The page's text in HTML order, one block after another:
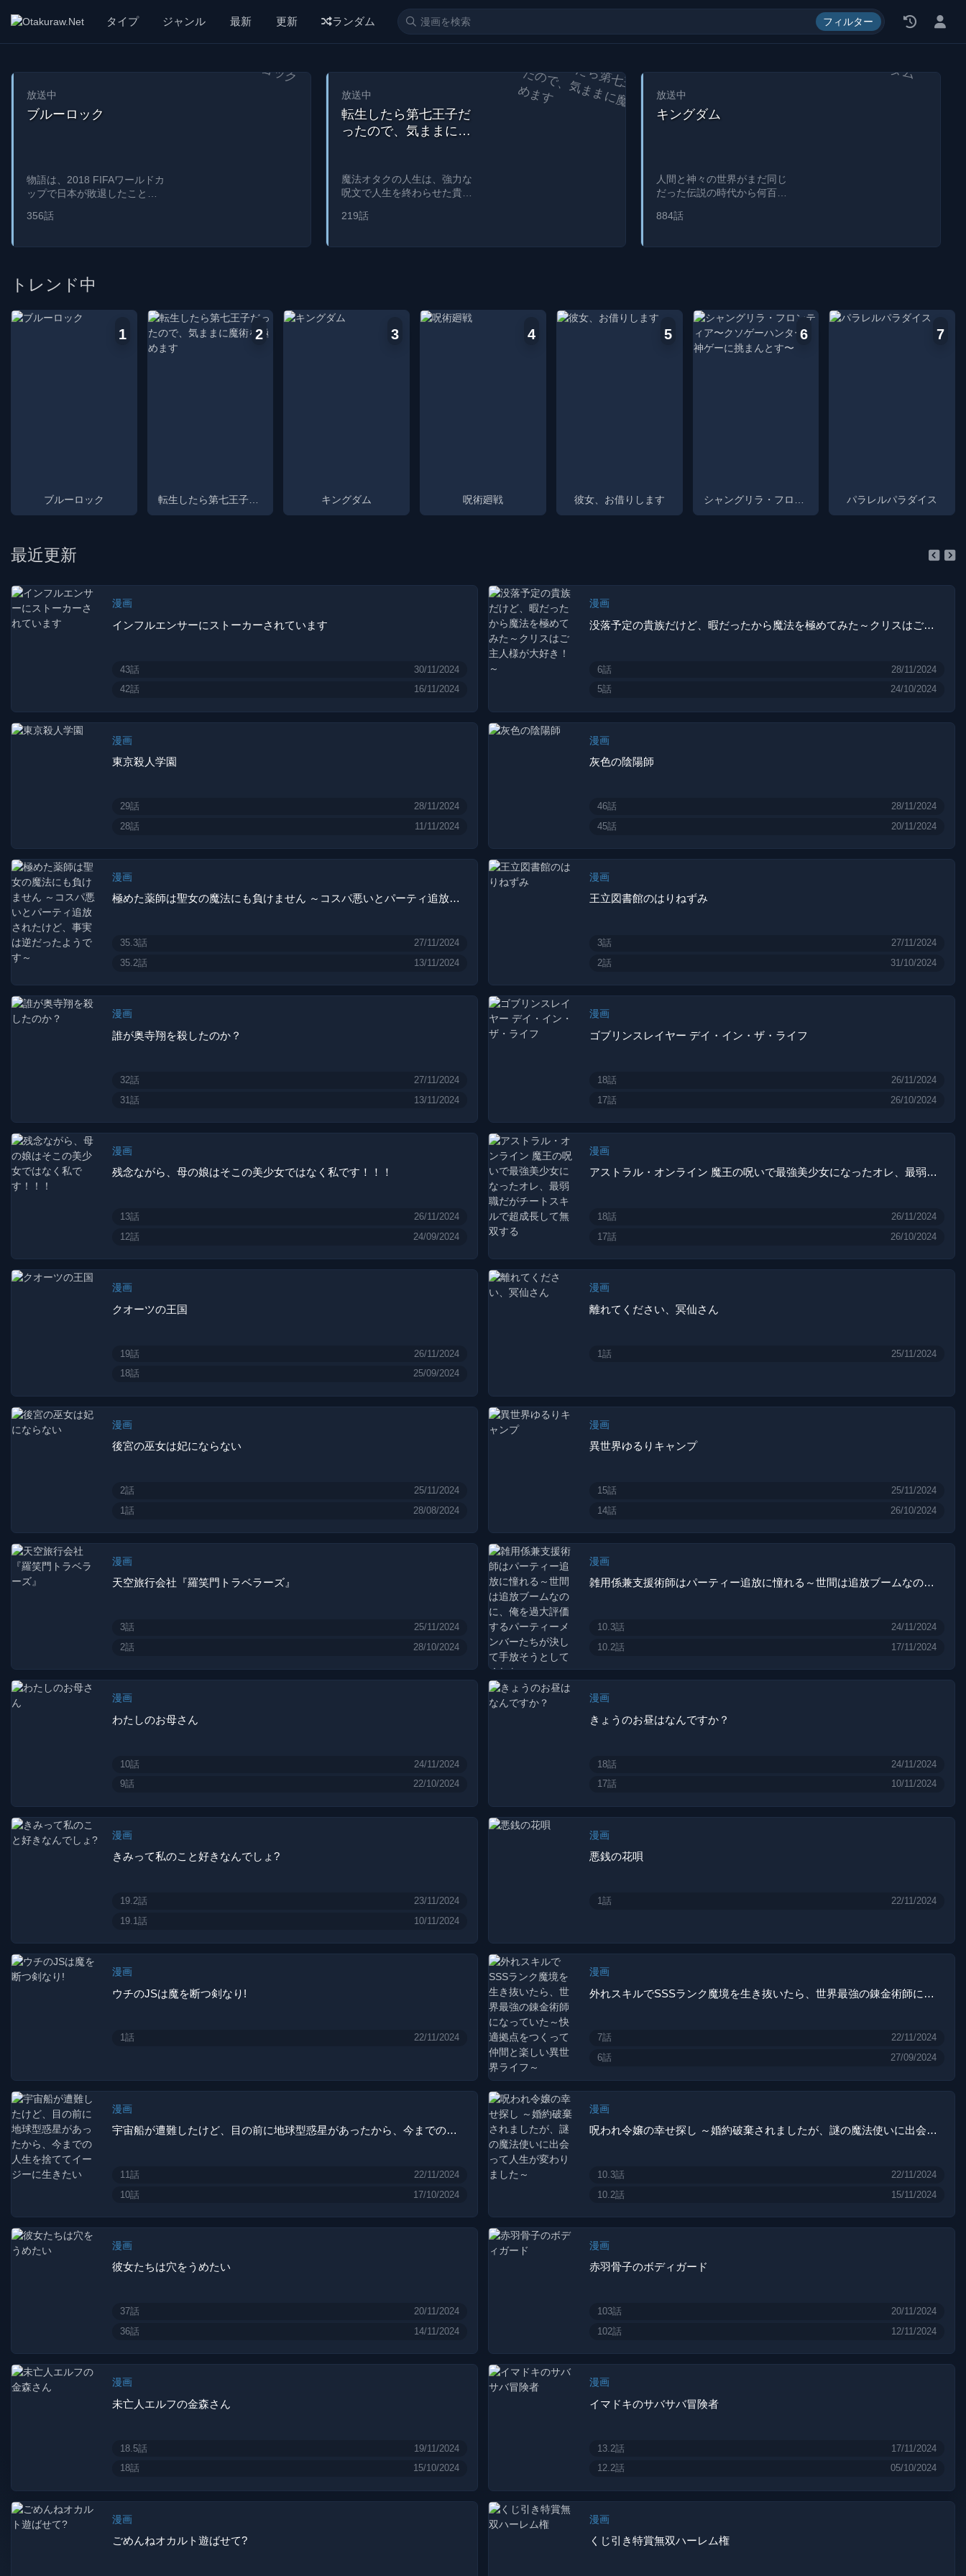
タイプ ジャンル 最新 更新 ランダム フィルター
放送中
ブルーロック
物語は、2018 FIFAワールドカ
ップで日本が敗退したことか
は2022年のワールドカップに
高校生選手をスカウトするプ
Japans elimination from the
prompts the Japanese
Football Union to start a
game-changing goal by
himself. Their coach will be
football by introducing a
radical new training regimen:
a prison-like institution called
Blue Lock and put them
through rigorous training
aimed at creating the worlds
356話
放送中
転生したら第七王子だ
ったので、気ままに魔
魔法オタクの人生は、強力な
呪文で人生を終わらせた貴族
わりを迎えました。
been answered when he was
reincarnated as Lloyd de
Saloom, the 7th prince of
219話
放送中
キングダム
人間と神々の世界がまだ同じ
だった伝説の時代から何百万
It is the era of the 500 year
war: The warring states
period. Kingdom is the story of
a young boy named Shin who
884話
トレンド中
1
ブルーロック
2
転生したら第七王子だったので、気ままに魔術を極めます
3
キングダム
4
呪術廻戦
5
彼女、お借りします
6
シャングリラ・フロンティア〜クソゲーハンター、神ゲーに挑まんとす〜
7
パラレルパラダイス
最近更新
漫画
インフルエンサーにストーカーされています
43話
30/11/2024
42話
16/11/2024
漫画
没落予定の貴族だけど、暇だったから魔法を極めてみた～クリスはご主人様が大好き！～
6話
28/11/2024
5話
24/10/2024
漫画
東京殺人学園
29話
28/11/2024
28話
11/11/2024
漫画
灰色の陰陽師
46話
28/11/2024
45話
20/11/2024
漫画
極めた薬師は聖女の魔法にも負けません ～コスパ悪いとパーティ追放されたけど、事実は逆だったようです～
35.3話
27/11/2024
35.2話
13/11/2024
漫画
王立図書館のはりねずみ
3話
27/11/2024
2話
31/10/2024
漫画
誰が奥寺翔を殺したのか？
32話
27/11/2024
31話
13/11/2024
漫画
ゴブリンスレイヤー デイ・イン・ザ・ライフ
18話
26/11/2024
17話
26/10/2024
漫画
残念ながら、母の娘はそこの美少女ではなく私です！！！
13話
26/11/2024
12話
24/09/2024
漫画
アストラル・オンライン 魔王の呪いで最強美少女になったオレ、最弱職だがチートスキルで超成長して無双する
18話
26/11/2024
17話
26/10/2024
漫画
クオーツの王国
19話
26/11/2024
18話
25/09/2024
漫画
離れてください、冥仙さん
1話 25/11/2024
漫画
後宮の巫女は妃にならない
2話
25/11/2024
1話
28/08/2024
漫画
異世界ゆるりキャンプ
15話
25/11/2024
14話
26/10/2024
漫画
天空旅行会社『羅笑門トラベラーズ』
3話
25/11/2024
2話
28/10/2024
漫画
雑用係兼支援術師はパーティー追放に憧れる～世間は追放ブームなのに、俺を過大評価するパーティーメンバーたちが決して手放そうとしてくれない～
10.3話
24/11/2024
10.2話
17/11/2024
漫画
わたしのお母さん
10話
24/11/2024
9話
22/10/2024
漫画
きょうのお昼はなんですか？
18話
24/11/2024
17話
10/11/2024
漫画
きみって私のこと好きなんでしょ?
19.2話
23/11/2024
19.1話
10/11/2024
漫画
悪銭の花唄
1話 22/11/2024
漫画
ウチのJSは魔を断つ剣なり!
1話 22/11/2024
漫画
外れスキルでSSSランク魔境を生き抜いたら、世界最強の錬金術師になっていた～快適拠点をつくって仲間と楽しい異世界ライフ～
7話
22/11/2024
6話
27/09/2024
漫画
宇宙船が遭難したけど、目の前に地球型惑星があったから、今までの人生を捨ててイージーに生きたい
11話
22/11/2024
10話
17/10/2024
漫画
呪われ令嬢の幸せ探し ～婚約破棄されましたが、謎の魔法使いに出会って人生が変わりました～
10.3話
22/11/2024
10.2話
15/11/2024
漫画
彼女たちは穴をうめたい
37話
20/11/2024
36話
14/11/2024
漫画
赤羽骨子のボディガード
103話
20/11/2024
102話
12/11/2024
漫画
未亡人エルフの金森さん
18.5話
19/11/2024
18話
15/10/2024
漫画
イマドキのサバサバ冒険者
13.2話
17/11/2024
12.2話
05/10/2024
漫画
ごめんねオカルト遊ばせて?
漫画
くじ引き特賞無双ハーレム権
漫画 raw, mangaraw, manga raw, manga1001, manga1000, エロ 漫画, エロ マンガ, 漫画ばんく, エロ アニメ, 無料 漫画, アダルト, 漫画 無料, エロ漫画, 漫画 ロウ